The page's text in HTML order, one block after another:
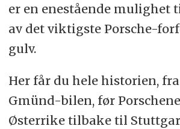
er en enestående mulighet
av det viktigste Porsche-
gulv.
Her får du hele historien,
Gmünd-bilen, før
Østerrike tilbake til